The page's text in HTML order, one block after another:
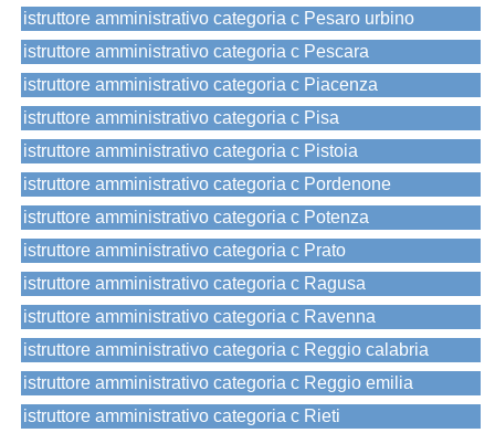
istruttore amministrativo categoria c Pesaro urbino
istruttore amministrativo categoria c Pescara
istruttore amministrativo categoria c Piacenza
istruttore amministrativo categoria c Pisa
istruttore amministrativo categoria c Pistoia
istruttore amministrativo categoria c Pordenone
istruttore amministrativo categoria c Potenza
istruttore amministrativo categoria c Prato
istruttore amministrativo categoria c Ragusa
istruttore amministrativo categoria c Ravenna
istruttore amministrativo categoria c Reggio calabria
istruttore amministrativo categoria c Reggio emilia
istruttore amministrativo categoria c Rieti